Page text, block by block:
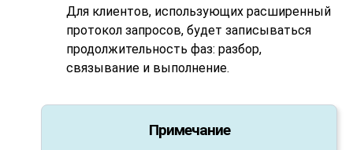
Для клиентов, использующих расширенный
протокол запросов, будет записываться
продолжительность фаз: разбор,
связывание и выполнение.
Примечание